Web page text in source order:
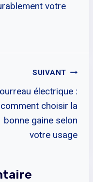
votre
SUIVANT
électrique :
comment choisir la
bonne gaine selon
votre usage